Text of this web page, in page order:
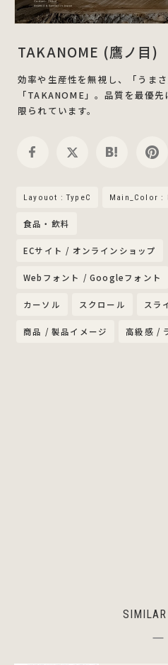
TAKANOME (鷹ノ目)
効率や生産性を無視し、「うま
「TAKANOME」。品質を最優
限られています。
Layouot : TypeC Main_Color :
食品・飲料
ECサイト / オンラインショップ
Webフォント / Googleフォント
カーソル スクロール スラ
商品 / 製品イメージ 高級感 /